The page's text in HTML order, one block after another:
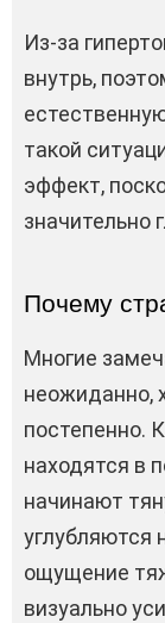
Из-за
внутрь,
такой
эффект,
значительно
Почему
Многие
неожиданно,
постепенно.
находятся в
начинают
углубляются
ощущение
визуально